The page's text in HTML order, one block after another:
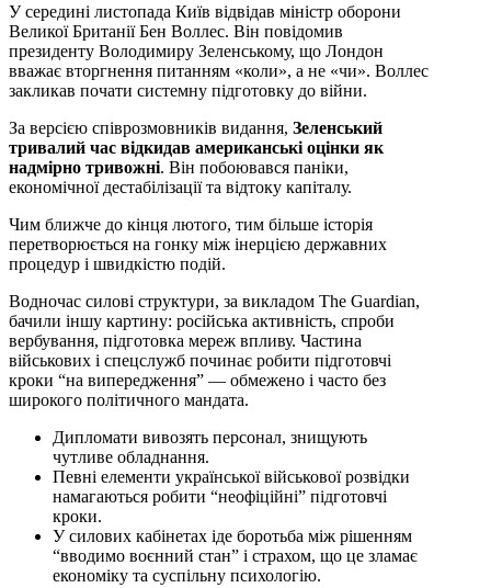
У середині листопада Київ відвідав міністр оборони
Великої Британії Бен Воллес. Він повідомив
президенту Володимиру Зеленському, що Лондон
вважає вторгнення питанням «коли», а не «чи». Воллес
закликав почати системну підготовку до війни.
За версією співрозмовників видання, Зеленський
тривалий час відкидав американські оцінки як
надмірно тривожні. Він побоювався паніки,
економічної дестабілізації та відтоку капіталу.
Чим ближче до кінця лютого, тим більше історія
перетворюється на гонку між інерцією державних
процедур і швидкістю подій.
Водночас силові структури, за викладом The Guardian,
бачили іншу картину: російська активність, спроби
вербування, підготовка мереж впливу. Частина
військових і спецслужб починає робити підготовчі
кроки “на випередження” — обмежено і часто без
широкого політичного мандата.
Дипломати вивозять персонал, знищують
чутливе обладнання.
Певні елементи української військової розвідки
намагаються робити “неофіційні” підготовчі
кроки.
У силових кабінетах іде боротьба між рішенням
“вводимо воєнний стан” і страхом, що це зламає
економіку та суспільну психологію.